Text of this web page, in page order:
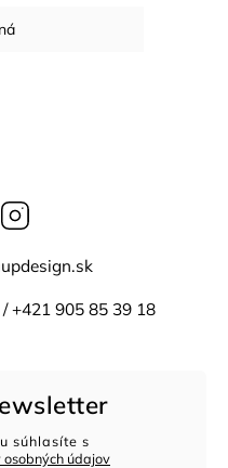
+421 905 85 39 18
súhlasíte s
údajov